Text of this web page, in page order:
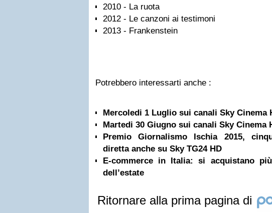
2010 - La ruota
2012 - Le canzoni ai testimoni
2013 - Frankenstein
Potrebbero interessarti anche :
Mercoledi 1 Luglio sui canali Sky Cinema
Martedi 30 Giugno sui canali Sky Cinema
Premio Giornalismo Ischia 2015,
diretta anche su Sky TG24 HD
E-commerce in Italia: si acquistano
dell’estate
Ritornare alla prima pagina di